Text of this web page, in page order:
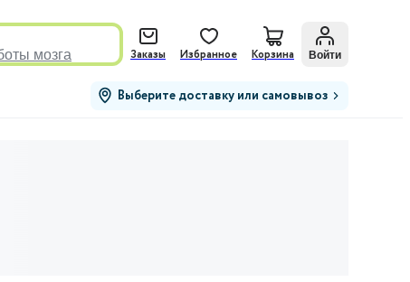
мозга Заказы Избранное Корзина Войти
Выберите доставку или самовывоз